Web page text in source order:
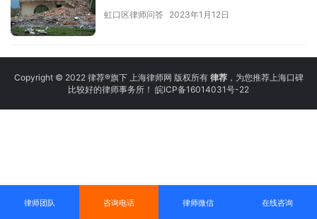
虹口区律师问答 2023年1月12日
Copyright © 2022 律荐®旗下 上海律师网 版权所有 律荐，为您推荐上海口碑
比较好的律师事务所！ 皖ICP备16014031号-22
律师团队 咨询电话 律师微信 在线咨询